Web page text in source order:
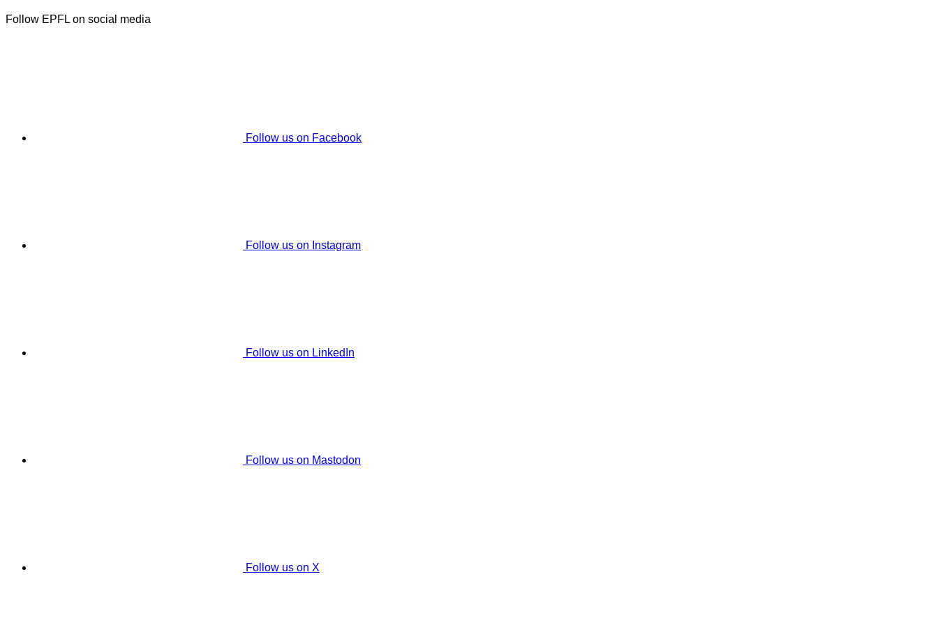
Follow EPFL on social media
Follow us on Facebook
Follow us on Instagram
Follow us on LinkedIn
Follow us on Mastodon
Follow us on X